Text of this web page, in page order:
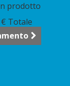
prodotto
Totale